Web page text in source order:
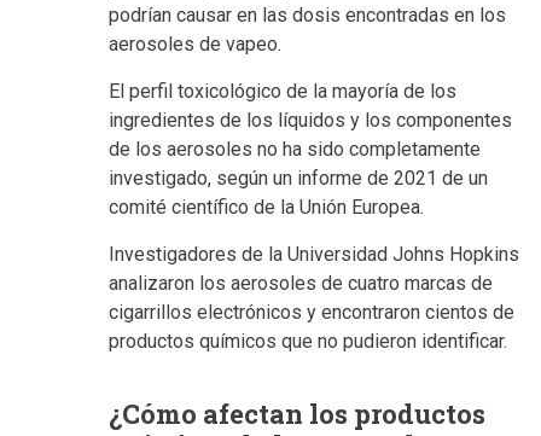
podrían causar en las dosis encontradas en los
aerosoles de vapeo.
El perfil toxicológico de la mayoría de los
ingredientes de los líquidos y los componentes
de los aerosoles no ha sido completamente
investigado, según un informe de 2021 de un
comité científico de la Unión Europea.
Investigadores de la Universidad Johns Hopkins
analizaron los aerosoles de cuatro marcas de
cigarrillos electrónicos y encontraron cientos de
productos químicos que no pudieron identificar.
¿Cómo afectan los productos